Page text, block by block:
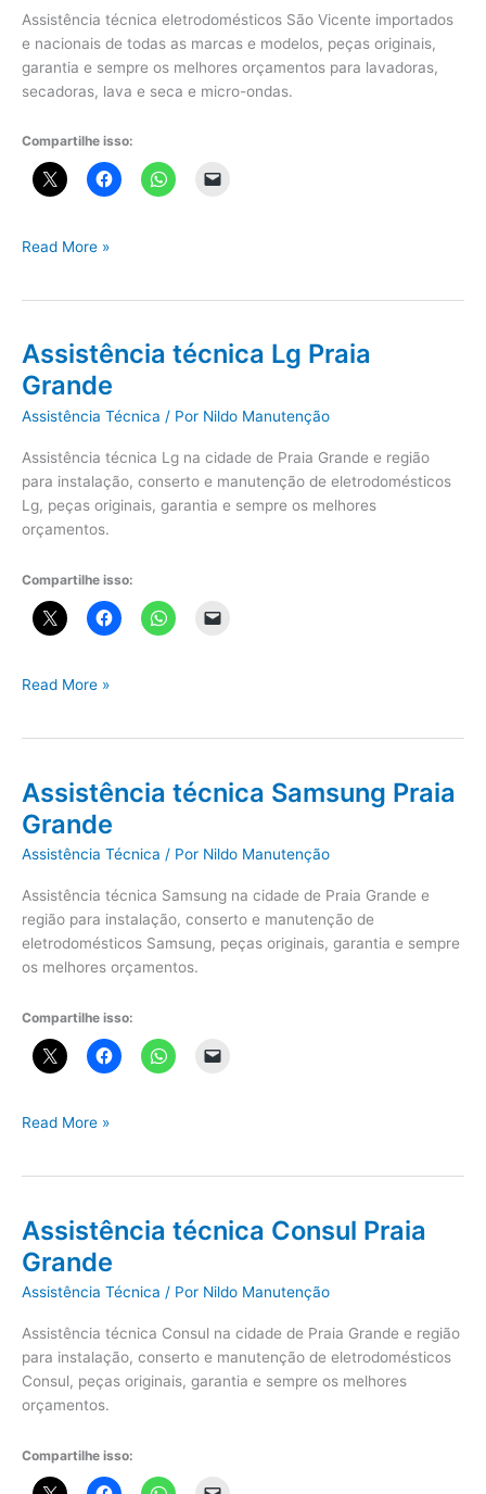
Assistência técnica eletrodomésticos São Vicente importados
e nacionais de todas as marcas e modelos, peças originais,
garantia e sempre os melhores orçamentos para lavadoras,
secadoras, lava e seca e micro-ondas.
Compartilhe isso:
Assistência
Vicente
Read More »
Assistência técnica Lg Praia
Grande
Assistência Técnica / Por Nildo Manutenção
Assistência técnica Lg na cidade de Praia Grande e região
para instalação, conserto e manutenção de eletrodomésticos
Lg, peças originais, garantia e sempre os melhores
orçamentos.
Compartilhe isso:
Assistência
Grande
Read More »
Assistência técnica Samsung Praia
Grande
Assistência Técnica / Por Nildo Manutenção
Assistência técnica Samsung na cidade de Praia Grande e
região para instalação, conserto e manutenção de
eletrodomésticos Samsung, peças originais, garantia e sempre
os melhores orçamentos.
Compartilhe isso:
Assistência
Grande
Read More »
Assistência técnica Consul Praia
Grande
Assistência Técnica / Por Nildo Manutenção
Assistência técnica Consul na cidade de Praia Grande e região
para instalação, conserto e manutenção de eletrodomésticos
Consul, peças originais, garantia e sempre os melhores
orçamentos.
Compartilhe isso: